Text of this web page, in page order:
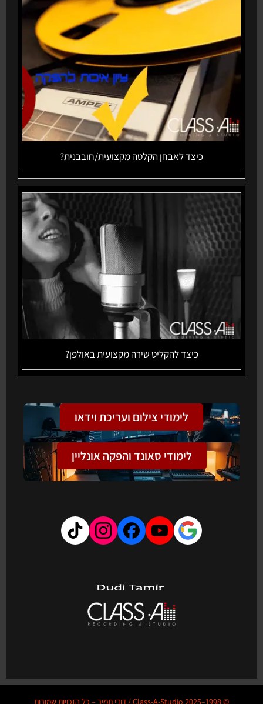
כיצד לאבחן הקלטה מקצועית/חובבנית?
כיצד להקליט שירה מקצועית באולפן?
לימודי צילום ועריכת וידאו
לימודי סאונד והפקה אונליין
© 1998–2025 Class-A-Studio / דודי תמיר – כל הזכויות שמורות